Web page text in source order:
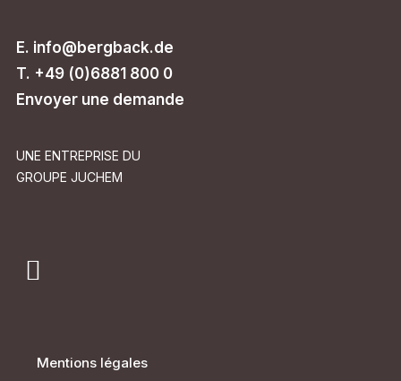
E. info@bergback.de
T. +49 (0)6881 800 0
Envoyer une demande
UNE ENTREPRISE DU
GROUPE JUCHEM
Mentions légales